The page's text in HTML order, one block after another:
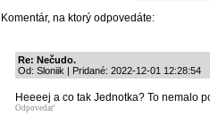
Komentár, na ktorý odpovedáte:
Re: Nečudo.
Od: Sloniik | Pridané: 2022-12-01 12:28:54
Heeeej a co tak Jednotka? To nemalo
Odpovedať